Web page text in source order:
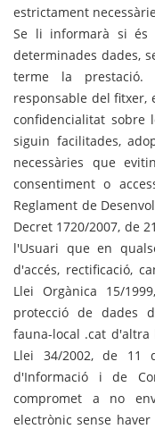
estrictament
Se li informarà si és
determinades dades,
terme la
responsable del fitxer,
confidencialitat sobre
siguin facilitades,
necessàries que
consentiment o
Reglament de
Decret 1720/2007, de
l'Usuari que en
d'accés, rectificació,
Llei Orgànica 15/
protecció de dades
fauna-local .cat
Llei 34/2002, de 11
d'Informació i de
compromet a no
electrònic sense